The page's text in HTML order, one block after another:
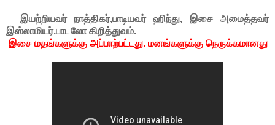
இயற்றியவர் நாத்திகர்,பாடியவர் ஹிந்து, இசை அமைத்தவர்
இஸ்லாமியர்.பாடலோ கிறித்துவம்.
இசை மதங்களுக்கு அப்பாற்பட்டது. மனங்களுக்கு நெருக்கமானது